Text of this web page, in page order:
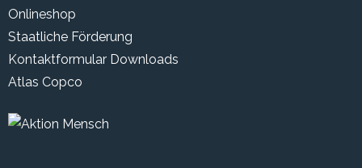
Onlineshop
Staatliche Förderung
Kontaktformular Downloads
Atlas Copco